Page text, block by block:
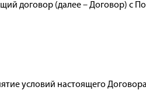
договор (далее – Договор)
условий настоящего